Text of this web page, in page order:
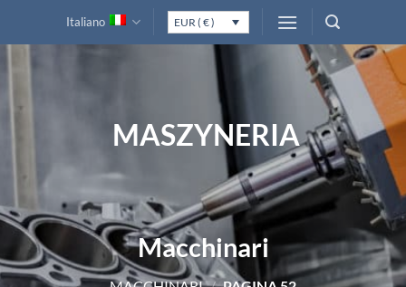
Italiano EUR ( € )
MASZYNERIA
Macchinari